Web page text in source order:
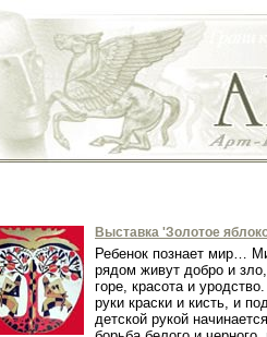
Выставка 'Золотое
Ребенок познает мир…
рядом живут добро и
горе, красота и
руки краски и кисть, и
детской рукой